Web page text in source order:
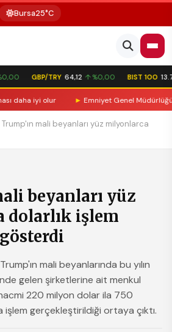
Bursa25°C
GBP/TRY 64,12 ↑ %0,00 BIST 100
iyi olur Emniyet Genel
Trump'ın mali beyanları yüz milyonlarca
beyanları yüz
dolarlık işlem
gösterdi
mali beyanlarında bu yılın
gelen şirketlerine ait menkul
220 milyon dolar ila 750
işlem gerçekleştirildiği ortaya çıktı.